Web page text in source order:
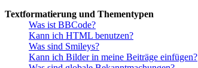
Textformatierung und Thementypen
Was ist BBCode?
Kann ich HTML benutzen?
Was sind Smileys?
Kann ich Bilder in meine Beiträge einfügen?